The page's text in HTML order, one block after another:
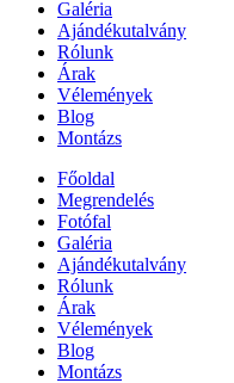
Galéria
Ajándékutalvány
Rólunk
Árak
Vélemények
Blog
Montázs
Főoldal
Megrendelés
Fotófal
Galéria
Ajándékutalvány
Rólunk
Árak
Vélemények
Blog
Montázs